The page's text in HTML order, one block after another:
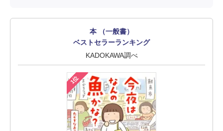
本 （一般書）
ベストセラーランキング
KADOKAWA調べ
1位